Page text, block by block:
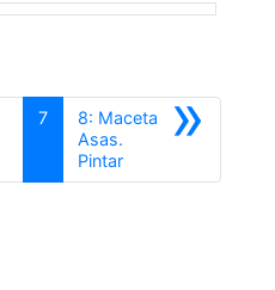
7 »
8: Maceta
Asas.
PintarSiguiente